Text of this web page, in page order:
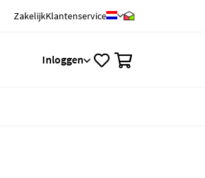
ZakelijkKlantenservice
Inloggen